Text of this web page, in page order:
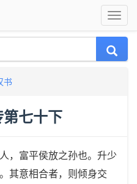
书
七十下
富平侯放之孙也。升少
其意相合者，则倾身交